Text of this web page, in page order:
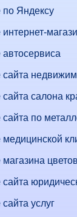
Яндексу
салона
по
цветов
услуг